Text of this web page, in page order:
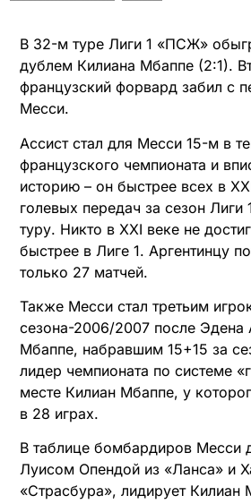
В 32-м туре Лиги 1 «ПСЖ»
дублем Килиана Мбаппе (2:1).
французский форвард забил с
Месси.
Ассист стал для Месси 15-м в
французского чемпионата и
историю – он быстрее всех в
голевых передач за сезон
туру. Никто в XXI веке не
быстрее в Лиге 1. Аргентинцу
только 27 матчей.
Также Месси стал третьим
сезона-2006/2007 после Эдена
Мбаппе, набравшим 15+15 за
лидер чемпионата по системе
месте Килиан Мбаппе, у
в 28 играх.
В таблице бомбардиров Месси
Луисом Опендой из «Ланса» и
«Страсбура», лидирует Килиан